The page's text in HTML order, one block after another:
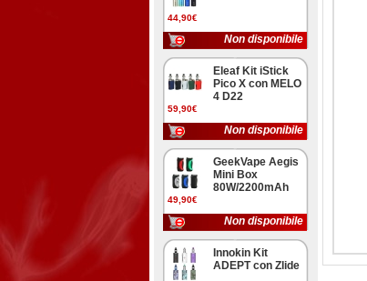
44,90€
Non disponibile
59,90€
Eleaf Kit iStick
Pico X con MELO
4 D22
Non disponibile
49,90€
GeekVape Aegis
Mini Box
80W/2200mAh
Non disponibile
Innokin Kit
ADEPT con Zlide